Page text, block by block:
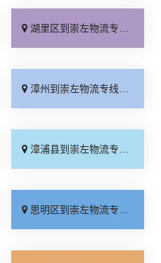
湖里区到崇左物流专线_高效快运「不随意加价」
漳州到崇左物流专线_需要几天「零担配货」
漳浦县到崇左物流专线_价位合理「保证时效」
思明区到崇左物流专线_价位合理「直达到站」